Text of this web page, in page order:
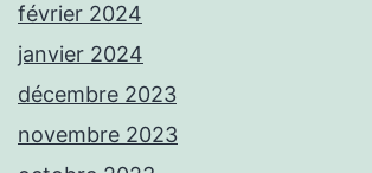
février 2024
janvier 2024
décembre 2023
novembre 2023